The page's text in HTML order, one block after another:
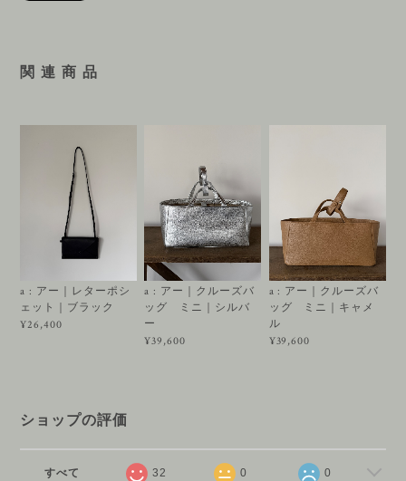
関 連 商 品
a : アー｜レターポシ
ェット｜ブラック
¥26,400
a : アー｜クルーズバ
ッグ ミニ｜シルバ
ー
¥39,600
a : アー｜クルーズバ
ッグ ミニ｜キャメ
ル
¥39,600
ショップの評価
すべて 32 0 0